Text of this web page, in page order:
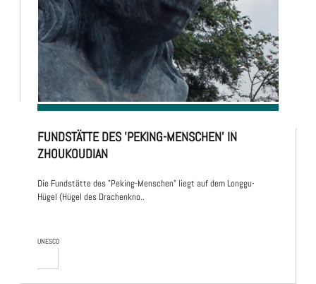
UNESCO
FUNDSTÄTTE DES 'PEKING-MENSCHEN' IN
ZHOUKOUDIAN
Die Fundstätte des "Peking-Menschen" liegt auf dem Longgu-
Hügel (Hügel des Drachenkno..